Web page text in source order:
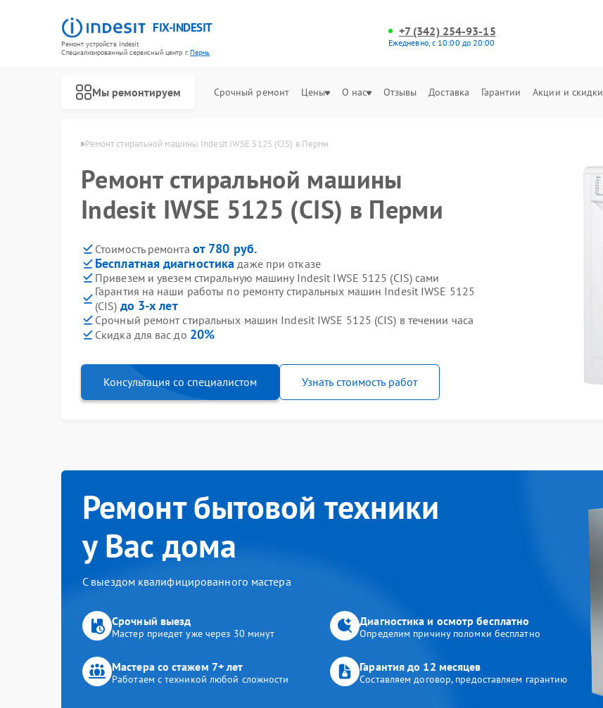
FIX-INDESIT
Ремонт устройств Indesit
Специализированный cервисный центр г.Пермь
+7 (342) 254-93-15
Ежедневно, с 10:00 до 20:00
Мы ремонтируем Срочный ремонт Цены О нас Отзывы Доставка Гарантии Акции и скидки
Ремонт стиральной машины Indesit IWSE 5125 (СIS) в Перми
Ремонт стиральной машины
Indesit IWSE 5125 (СIS) в Перми
Стоимость ремонта от 780 руб.
Бесплатная диагностика даже при отказе
Привезем и увезем стиральную машину Indesit IWSE 5125 (СIS) сами
Гарантия на наши работы по ремонту стиральных машин Indesit IWSE 5125
(СIS) до 3-х лет
Срочный ремонт стиральных машин Indesit IWSE 5125 (СIS) в течении часа
Скидка для вас до 20%
Консультация со специалистом Узнать стоимость работ
Ремонт бытовой техники
у Вас дома
С выездом квалифицированного мастера
Срочный выезд
Мастер приедет уже через 30 минут
Диагностика и осмотр бесплатно
Определим причину поломки бесплатно
Мастера со стажем 7+ лет
Работаем с техникой любой сложности
Гарантия до 12 месяцев
Составляем договор, предоставляем гарантию